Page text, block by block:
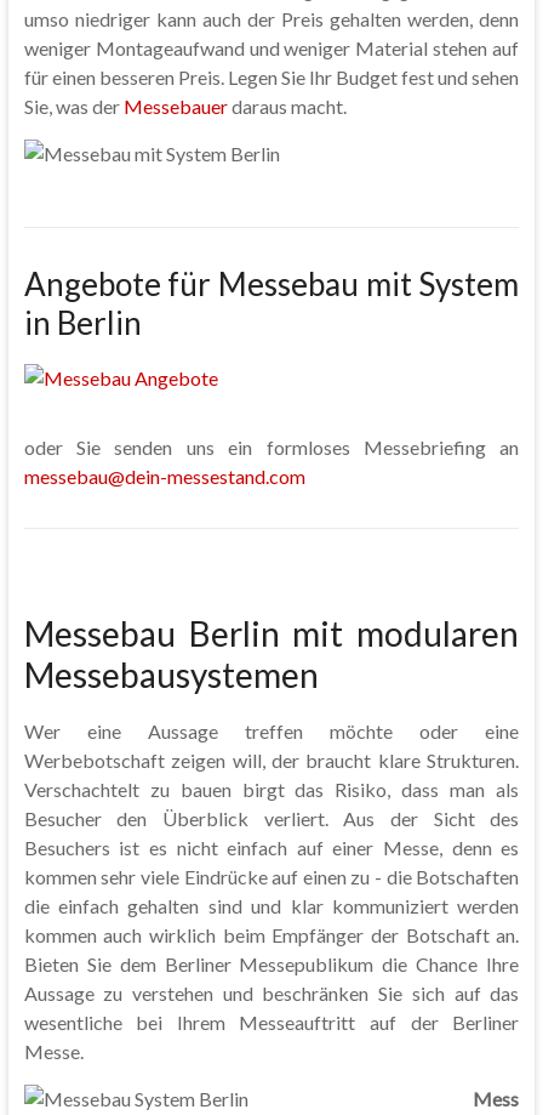
umso niedriger kann auch der Preis gehalten werden, denn
weniger Montageaufwand und weniger Material stehen auf
für einen besseren Preis. Legen Sie Ihr Budget fest und sehen
Sie, was der Messebauerdaraus macht.
Angebote für Messebau mit System
in Berlin
oder Sie senden uns ein formloses Messebriefing an
messebau@dein-messestand.com
Messebau Berlin mit modularen
Messebausystemen
Wer eine Aussage treffen möchte oder eine
Werbebotschaft zeigen will, der braucht klare Strukturen.
Verschachtelt zu bauen birgt das Risiko, dass man als
Besucher den Überblick verliert. Aus der Sicht des
Besuchers ist es nicht einfach auf einer Messe, denn es
kommen sehr viele Eindrücke auf einen zu - die Botschaften
die einfach gehalten sind und klar kommuniziert werden
kommen auch wirklich beim Empfänger der Botschaft an.
Bieten Sie dem Berliner Messepublikum die Chance Ihre
Aussage zu verstehen und beschränken Sie sich auf das
wesentliche bei Ihrem Messeauftritt auf der Berliner
Messe.
Mess